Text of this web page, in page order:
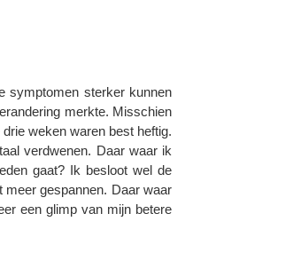
symptomen sterker kunnen
merkte. Misschien
weken waren best heftig.
verdwenen. Daar waar ik
gaat? Ik besloot wel de
gespannen. Daar waar
een glimp van mijn betere